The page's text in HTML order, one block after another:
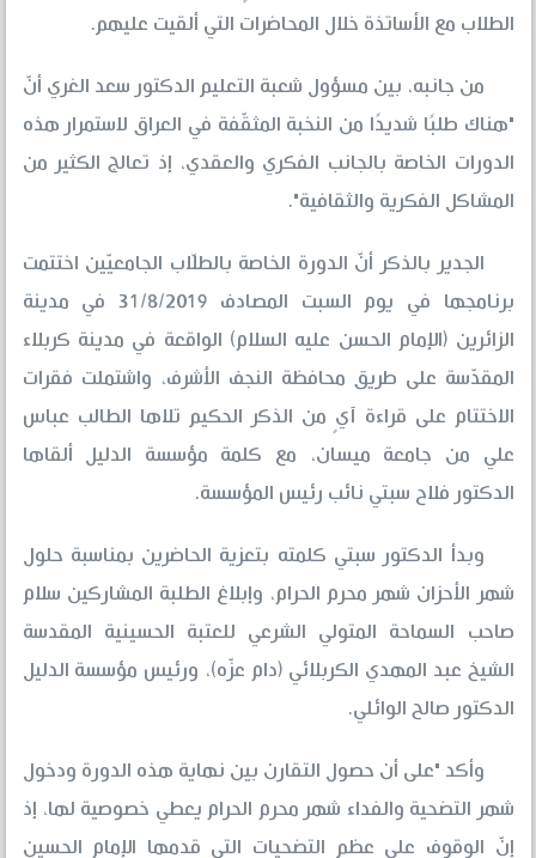
الطلاب مع الأساتذة خلال المحاضرات التي ألقيت عليهم.
من جانبه، بين مسؤول شعبة التعليم الدكتور سعد الغري أنّ
"هناك طلبًا شديدًا من النخبة المثقّفة في العراق لاستمرار هذه
الدورات الخاصة بالجانب الفكري والعقدي، إذ تعالج الكثير من
المشاكل الفكرية والثقافية".
الجدير بالذكر أنّ الدورة الخاصة بالطلّاب الجامعيّين اختتمت
برنامجها في يوم السبت المصادف 31/8/2019 في مدينة
الزائرين (الإمام الحسن عليه السلام) الواقعة في مدينة كربلاء
المقدّسة على طريق محافظة النجف الأشرف، واشتملت فقرات
الاختتام على قراءة آيٍ من الذكر الحكيم تلاها الطالب عباس
علي من جامعة ميسان، مع كلمة مؤسسة الدليل ألقاها
الدكتور فلاح سبتي نائب رئيس المؤسسة.
وبدأ الدكتور سبتي كلمته بتعزية الحاضرين بمناسبة حلول
شهر الأحزان شهر محرم الحرام، وإبلاغ الطلبة المشاركين سلام
صاحب السماحة المتولي الشرعي للعتبة الحسينية المقدسة
الشيخ عبد المهدي الكربلائي (دام عزّه)، ورئيس مؤسسة الدليل
الدكتور صالح الوائلي.
وأكد "على أن حصول التقارن بين نهاية هذه الدورة ودخول
شهر التضحية والفداء شهر محرم الحرام يعطي خصوصية لها، إذ
إنّ الوقوف على عظم التضحيات التي قدمها الإمام الحسين